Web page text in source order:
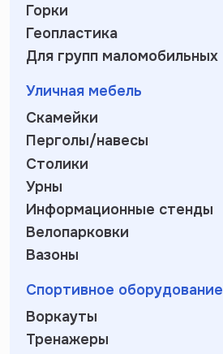
Горки
Геопластика
Для групп маломобильных
Уличная мебель
Скамейки
Перголы/навесы
Столики
Урны
Информационные стенды
Велопарковки
Вазоны
Спортивное оборудование
Воркауты
Тренажеры